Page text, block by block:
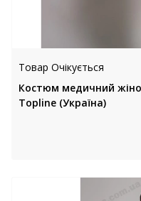
Товар Очікується
Костюм медичний
Topline (Україна)